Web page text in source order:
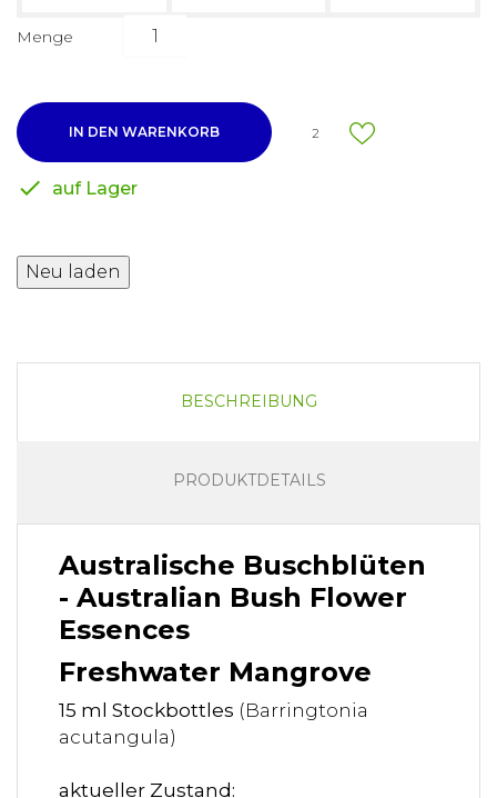
Menge
IN DEN WARENKORB 2
 auf Lager
BESCHREIBUNG
PRODUKTDETAILS
Australische Buschblüten
- Australian Bush Flower
Essences
Freshwater Mangrove
15 ml Stockbottles (Barringtonia
acutangula)
aktueller Zustand: